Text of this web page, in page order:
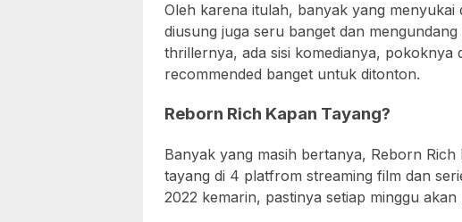
Oleh karena itulah, banyak yang
diusung juga seru banget dan
thrillernya, ada sisi komedianya, pokoknya
recommended banget untuk ditonton.
Reborn Rich Kapan Tayang?
Banyak yang masih bertanya, Reborn
tayang di 4 platfrom streaming film dan
2022 kemarin, pastinya setiap minggu